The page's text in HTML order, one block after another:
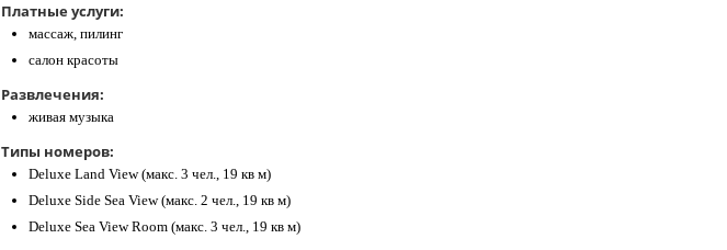
Платные услуги:
массаж, пилинг
салон красоты
Развлечения:
живая музыка
Типы номеров:
Deluxe Land View (макс. 3 чел., 19 кв м)
Deluxe Side Sea View (макс. 2 чел., 19 кв м)
Deluxe Sea View Room (макс. 3 чел., 19 кв м)